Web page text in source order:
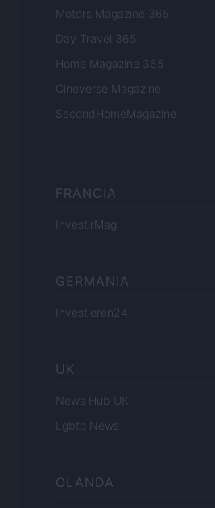
Motors Magazine 365
Day Travel 365
Home Magazine 365
Cineverse Magazine
SecondHomeMagazine
FRANCIA
InvestirMag
GERMANIA
Investieren24
UK
News Hub UK
Lgbtq News
OLANDA